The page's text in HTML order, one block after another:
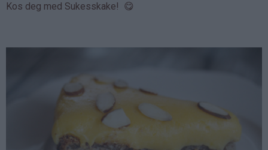
Kos deg med Sukesskake! 😋